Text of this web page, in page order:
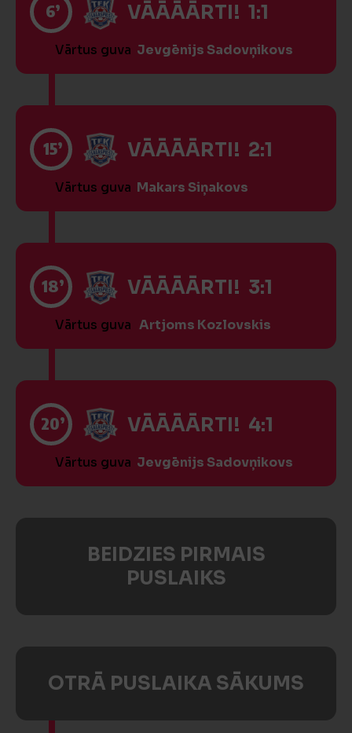
6’ VĀĀĀĀRTI! 1:1
Vārtus guva Jevgēnijs Sadovņikovs
15’ VĀĀĀĀRTI! 2:1
Vārtus guva Makars Siņakovs
18’ VĀĀĀĀRTI! 3:1
Vārtus guva Artjoms Kozlovskis
20’ VĀĀĀĀRTI! 4:1
Vārtus guva Jevgēnijs Sadovņikovs
BEIDZIES PIRMAIS
PUSLAIKS
OTRĀ PUSLAIKA SĀKUMS